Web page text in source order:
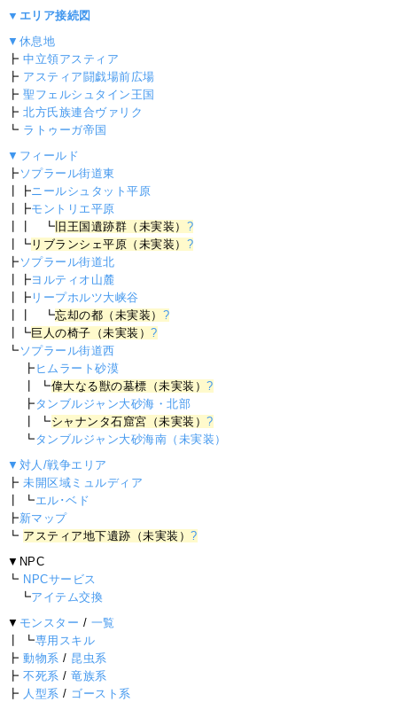
▼エリア接続図
▼休息地
┣中立領アスティア
┣ アスティア闘戯場前広場
┣聖フェルシュタイン王国
┣北方氏族連合ヴァリク
┗ ラトゥーガ帝国
▼フィールド
┣ ソプラール街道東
┃┣ニールシュタット平原
┃┣モントリエ平原
┃┃ ┗ 旧王国遺跡群（未実装） ?
┃┗ リブランシェ平原（未実装） ?
┣ ソプラール街道北
┃┣ヨルティオ山麓
┃┣ リープホルツ大峡谷
┃┃ ┗忘却の都（未実装） ?
┃┗巨人の椅子（未実装）?
┗ ソプラール街道西
┣ ヒムラート砂漠
┃ ┗偉大なる獣の墓標（未実装）?
┣ タンブルジャン大砂海・北部
┃ ┗シャナンタ石窟宮（未実装）?
┗ タンブルジャン大砂海南（未実装）
▼対人/戦争エリア
┣未開区域ミュルディア
┃ ┗エル･ベド
┣新マップ
┗ アスティア地下遺跡（未実装）?
▼NPC
┗ NPCサービス
┗アイテム交換
▼ モンスター / 一覧
┃ ┗専用スキル
┣動物系 / 昆虫系
┣不死系 /竜族系
┣ 人型系 / ゴースト系